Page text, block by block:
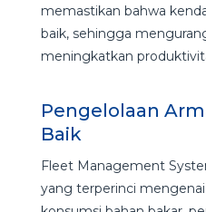
memastikan bahwa
baik, sehingga
meningkatkan
Pengelolaan
Baik
Fleet Management
yang terperinci mengenai